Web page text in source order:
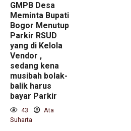
GMPB Desa
Meminta Bupati
Bogor Menutup
Parkir RSUD
yang di Kelola
Vendor ,
sedang kena
musibah bolak-
balik harus
bayar Parkir
43
Ata
Suharta